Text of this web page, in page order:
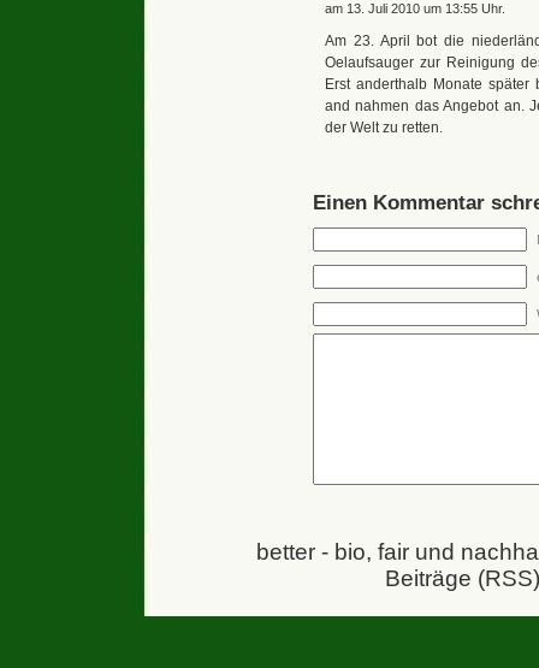
am 13. Juli 2010 um 13:55 Uhr.
Am 23. April bot die
Oelaufsauger zur Reinigung
Erst anderthalb Monate
and nahmen das Angebot an.
der Welt zu retten.
Einen Kommentar
better - bio, fair und
Beiträge (RSS)